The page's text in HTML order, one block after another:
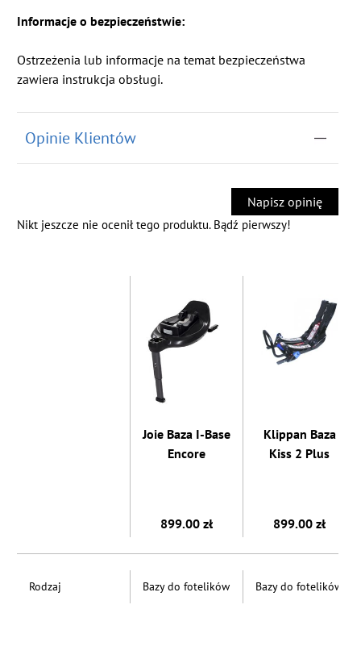
Informacje o bezpieczeństwie:
Ostrzeżenia lub informacje na temat bezpieczeństwa
zawiera instrukcja obsługi.
Opinie Klientów
Napisz opinię
Nikt jeszcze nie ocenił tego produktu. Bądź pierwszy!
Joie Baza I-Base
Encore
Klippan Baza
Kiss 2 Plus
899.00 zł 899.00 zł
Rodzaj Bazy do fotelików Bazy do fotelików